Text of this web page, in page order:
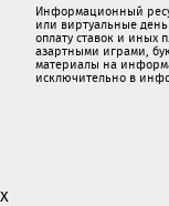
Информационный
или виртуальные
oплaту ставок и иных
азартными игрaми,
материалы на
исключительно в
x